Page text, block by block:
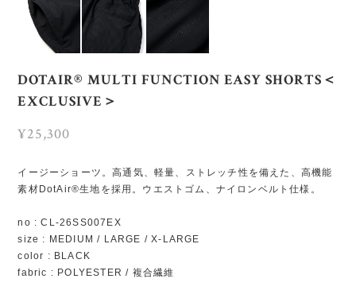
DOTAIR®︎ MULTI FUNCTION EASY SHORTS＜
EXCLUSIVE＞
¥25,300
イージーショーツ。高通気、軽量、ストレッチ性を備えた、高機能
素材DotAir®︎生地を採用。ウエストゴム、ナイロンベルト仕様。
no : CL-26SS007EX
size : MEDIUM / LARGE / X-LARGE
color : BLACK
fabric : POLYESTER / 複合繊維